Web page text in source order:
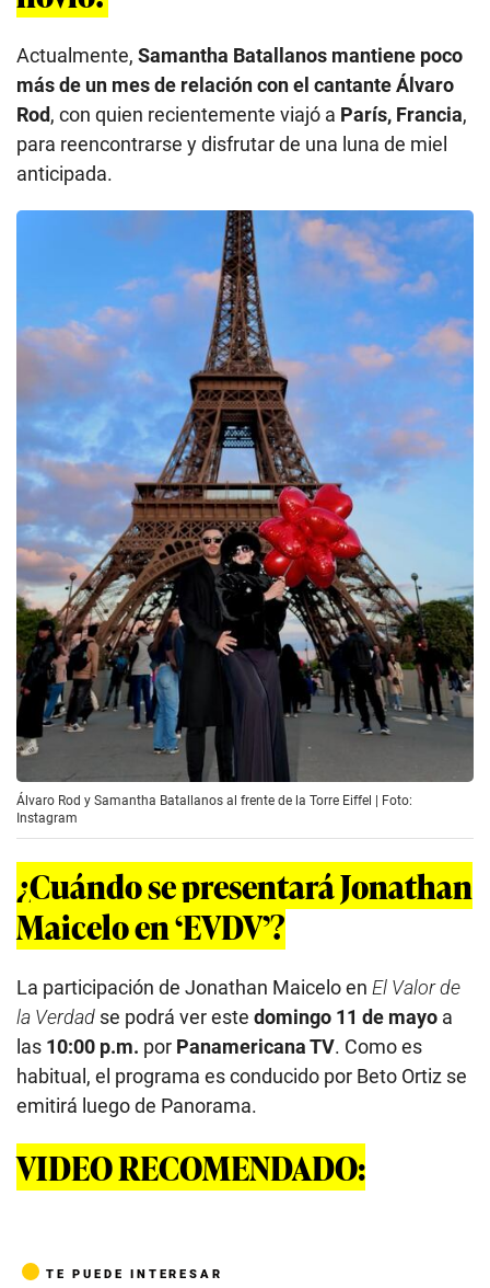
Actualmente, Samantha Batallanos mantiene poco
más de un mes de relación con el cantante Álvaro
Rod, con quien recientemente viajó a París, Francia,
para reencontrarse y disfrutar de una luna de miel
anticipada.
Álvaro Rod y Samantha Batallanos al frente de la Torre Eiffel | Foto:
Instagram
¿Cuándo se presentará Jonathan
Maicelo en ‘EVDV’?
La participación de Jonathan Maicelo en El Valor de
la Verdad se podrá ver este domingo 11 de mayo a
las 10:00 p.m. por Panamericana TV. Como es
habitual, el programa es conducido por Beto Ortiz se
emitirá luego de Panorama.
VIDEO RECOMENDADO:
TE PUEDE INTERESAR